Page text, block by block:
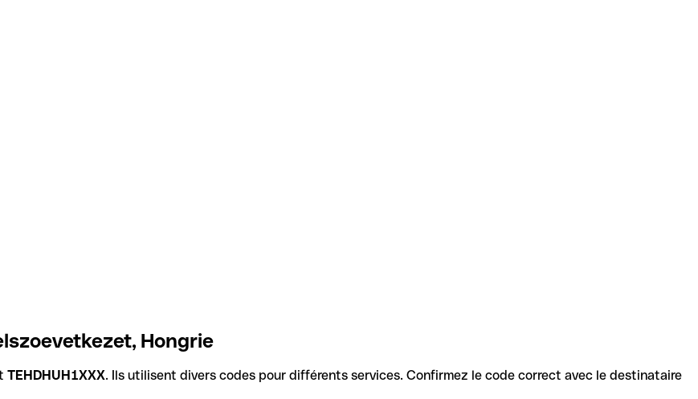
Hongrie
TEHDHUH1XXX. Ils utilisent divers codes pour différents services. Confirmez le code correct avec le destinataire